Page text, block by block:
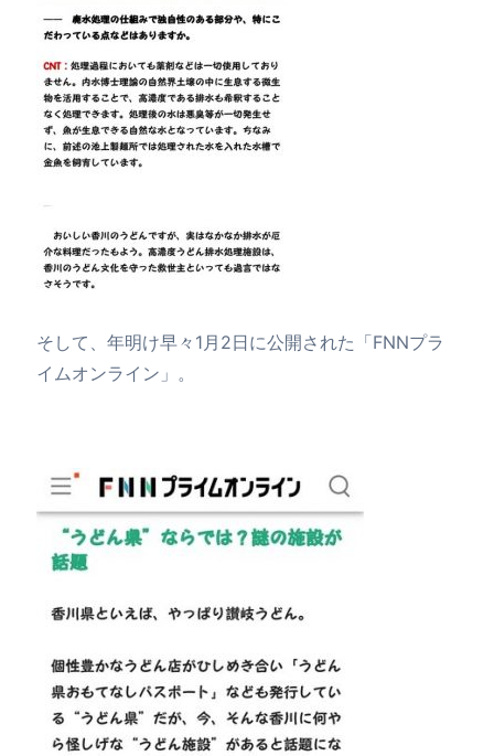
そして、年明け早々1月2日に公開された「FNNプラ
イムオンライン」。